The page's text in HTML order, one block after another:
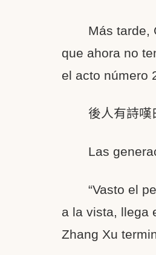
Más tarde,
que ahora no
el acto número
後人有詩嘆
Las
“Vasto el
a la vista, llega
Zhang Xu